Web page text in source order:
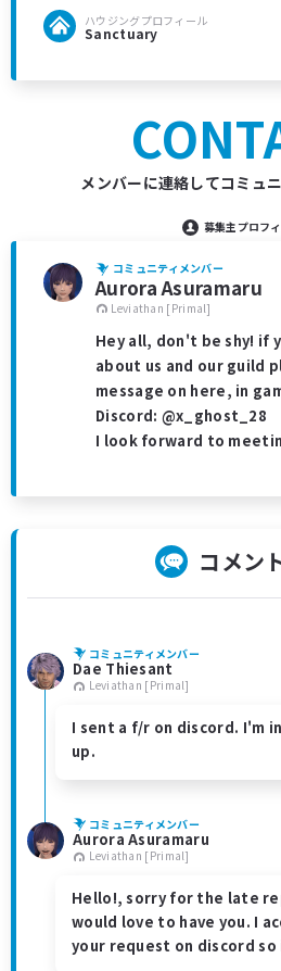
ハウジングプロフィール
Sanctuary
メンバーに連絡してコミュ
募集主プロフ
コミュニティメンバー
Aurora Asuramaru
Leviathan [Primal]
Hey all, don't be shy! if
about us and our guild
message on here, in
Discord: @x_ghost_28
I look forward to
コメン
コミュニティメンバー
Dae Thiesant
Leviathan [Primal]
I sent a f/r on discord. I'm
up.
コミュニティメンバー
Aurora Asuramaru
Leviathan [Primal]
Hello!, sorry for the late
would love to have you. I
your request on discord